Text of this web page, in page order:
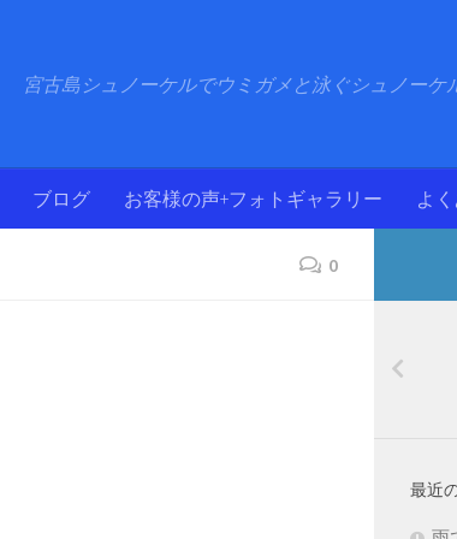
宮古島シュノーケルでウミガメと泳ぐシュノーケ
ブログ お客様の声+フォトギャラリー よ
0
最近